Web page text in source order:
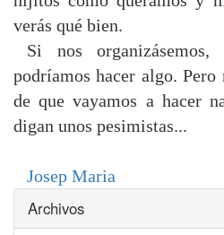
verás qué bien.
Si nos
podríamos hacer algo.
de que vayamos a hacer
digan unos pesimistas...
Josep Maria
Archivos